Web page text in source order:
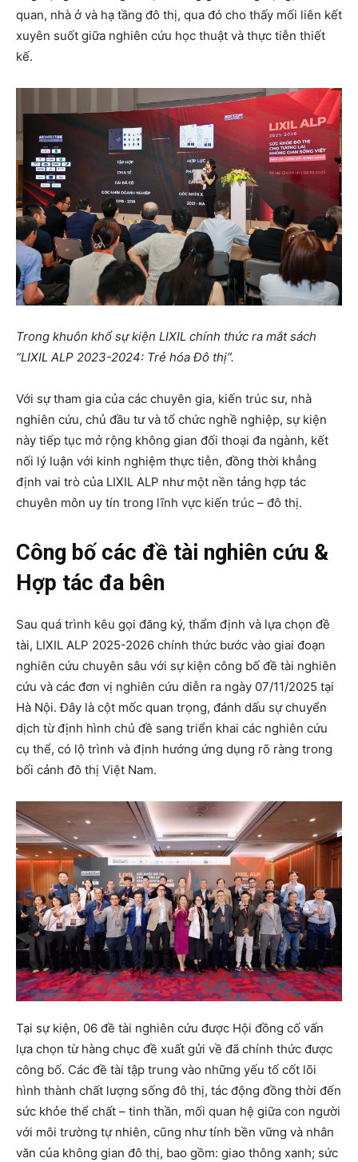
quan, nhà ở và hạ tầng đô thị, qua đó cho thấy mối liên kết
xuyên suốt giữa nghiên cứu học thuật và thực tiễn thiết
kế.
Trong khuôn khổ sự kiện LIXIL chính thức ra mắt sách
“LIXIL ALP 2023-2024: Trẻ hóa Đô thị”.
Với sự tham gia của các chuyên gia, kiến trúc sư, nhà
nghiên cứu, chủ đầu tư và tổ chức nghề nghiệp, sự kiện
này tiếp tục mở rộng không gian đối thoại đa ngành, kết
nối lý luận với kinh nghiệm thực tiễn, đồng thời khẳng
định vai trò của LIXIL ALP như một nền tảng hợp tác
chuyên môn uy tín trong lĩnh vực kiến trúc – đô thị.
Công bố các đề tài nghiên cứu &
Hợp tác đa bên
Sau quá trình kêu gọi đăng ký, thẩm định và lựa chọn đề
tài, LIXIL ALP 2025-2026 chính thức bước vào giai đoạn
nghiên cứu chuyên sâu với sự kiện công bố đề tài nghiên
cứu và các đơn vị nghiên cứu diễn ra ngày 07/11/2025 tại
Hà Nội. Đây là cột mốc quan trọng, đánh dấu sự chuyển
dịch từ định hình chủ đề sang triển khai các nghiên cứu
cụ thể, có lộ trình và định hướng ứng dụng rõ ràng trong
bối cảnh đô thị Việt Nam.
Tại sự kiện, 06 đề tài nghiên cứu được Hội đồng cố vấn
lựa chọn từ hàng chục đề xuất gửi về đã chính thức được
công bố. Các đề tài tập trung vào những yếu tố cốt lõi
hình thành chất lượng sống đô thị, tác động đồng thời đến
sức khỏe thể chất – tinh thần, mối quan hệ giữa con người
với môi trường tự nhiên, cũng như tính bền vững và nhân
văn của không gian đô thị, bao gồm: giao thông xanh; sức